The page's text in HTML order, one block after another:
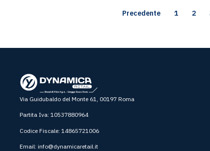
Precedente 1 2
Via Guidubaldo del Monte 61, 00197 Roma
Partita Iva: 10537880964
Codice Fiscale: 14865721006
Email: info@dynamicaretail.it